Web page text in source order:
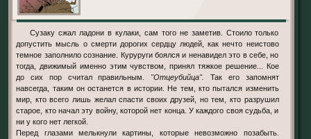
Сузаку сжал ладони в кулаки, сам того не заметив. Стоило только
допустить мысль о смерти дорогих сердцу людей, как нечто неистово
темное заполнило сознание. Куруруги боялся и ненавидел это в себе, но
тогда, движимый именно этим чувством, принял тяжкое решение... Кое
до сих пор считал правильным. "Отцеубийца".
Так его запомнят
навсегда, таким он останется в истории. Не тем, кто пытался изменить
мир, кто всего лишь желал спасти своих друзей, но тем, кто разрушил
старое, кто начал эту войну, которой нет конца. У каждого своя судьба, и
ни у кого нет легкой.
Перед глазами мелькнули картины, которые невозможно позабыть.